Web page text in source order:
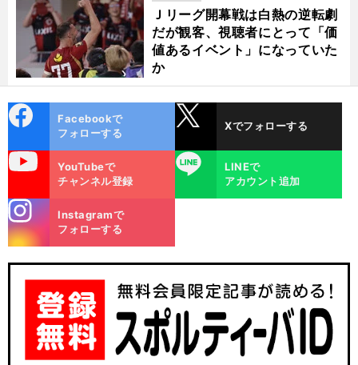
Ｊリーグ開幕戦は白熱の逆転劇
だが観客、視聴者にとって「価
値あるイベント」になっていた
か
ok
Facebookで
フォローする
Xでフォローする
YouTubeで
チャンネル登録
LINE
LINEで
アカウント追加
m
Instagramで
フォローする